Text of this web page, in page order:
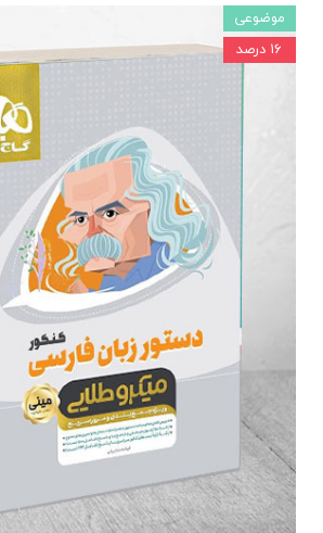
موضوعی
۱۶ درصد